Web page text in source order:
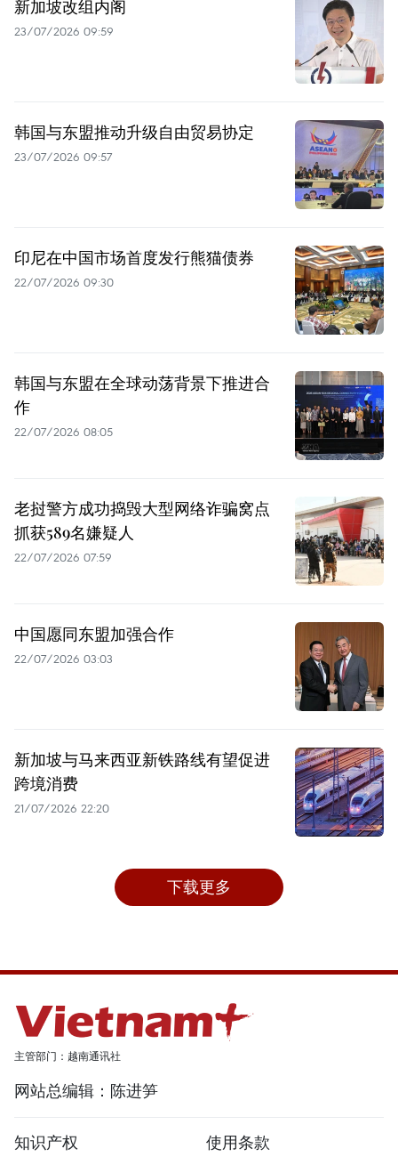
新加坡改组内阁
23/07/2026 09:59
韩国与东盟推动升级自由贸易协定
23/07/2026 09:57
印尼在中国市场首度发行熊猫债券
22/07/2026 09:30
韩国与东盟在全球动荡背景下推进合
作
22/07/2026 08:05
老挝警方成功捣毁大型网络诈骗窝点
抓获589名嫌疑人
22/07/2026 07:59
中国愿同东盟加强合作
22/07/2026 03:03
新加坡与马来西亚新铁路线有望促进
跨境消费
21/07/2026 22:20
下载更多
主管部门：越南通讯社
网站总编辑：陈进笋
知识产权
使用条款